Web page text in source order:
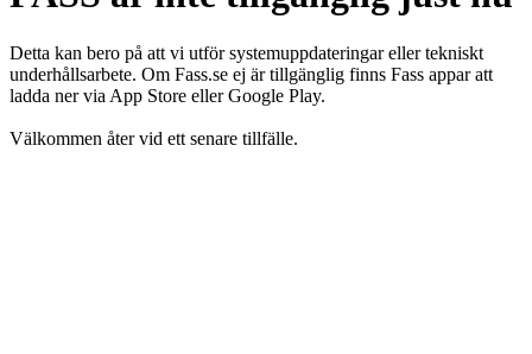
Detta kan bero på att vi utför systemuppdateringar eller tekniskt
underhållsarbete. Om Fass.se ej är tillgänglig finns Fass appar att
ladda ner via App Store eller Google Play.
Välkommen åter vid ett senare tillfälle.